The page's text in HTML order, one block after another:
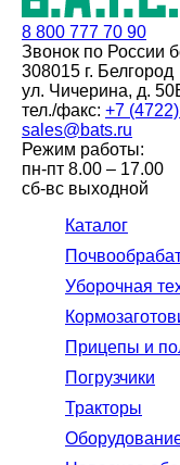
8 800 777 70 90
Звонок по России
308015 г. Белгород
ул. Чичерина, д.
тел./факс: +7
sales@bats.ru
Режим работы:
пн-пт 8.00 – 17.00
сб-вс выходной
Каталог
Уборочная
Прицепы и
Погрузчики
Тракторы